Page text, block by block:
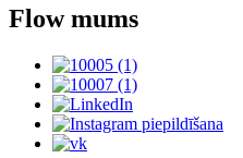
Flow mums